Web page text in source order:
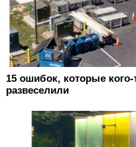
15 ошибок, которые кого-
развеселили